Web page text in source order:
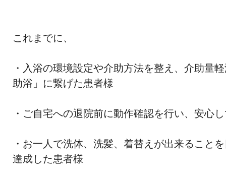
これまでに、
・入浴の環境設定や介助方法を整え、介助量
助浴」に繋げた患者様
・ご自宅への退院前に動作確認を行い、安心
・お一人で洗体、洗髪、着替えが出来ること
達成した患者様